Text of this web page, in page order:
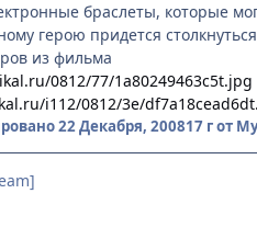
браслеты, которые
герою придется
из фильма
0812/77/1a80249463c5t.jpg
i112/0812/3e/
22 Декабря, 200817 гот